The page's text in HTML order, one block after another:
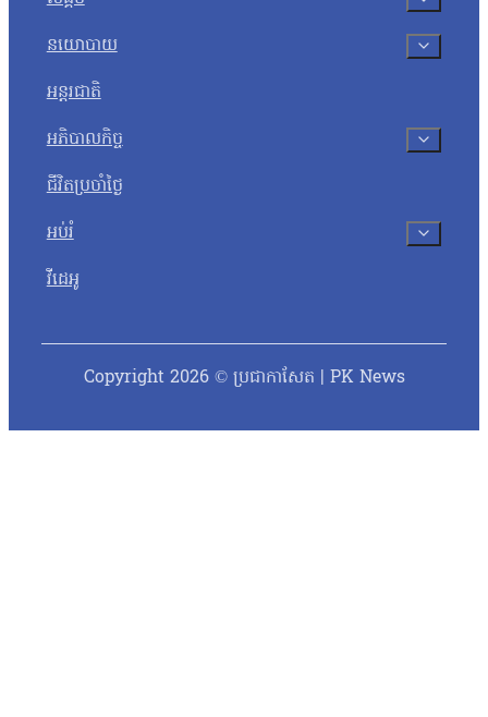
នយោបាយ
អន្តរជាតិ
អភិបាលកិច្ច
ជីវិតប្រចាំថ្ងៃ
អប់រំ
វីដេអូ
Copyright 2026 © ប្រជាកាសែត | PK News